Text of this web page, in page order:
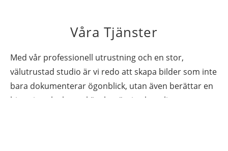
Våra Tjänster
Med vår professionell utrustning och en stor,
välutrustad studio är vi redo att skapa bilder som inte
bara dokumenterar ögonblick, utan även berättar en
historia och skapar känslomässiga kopplingar.